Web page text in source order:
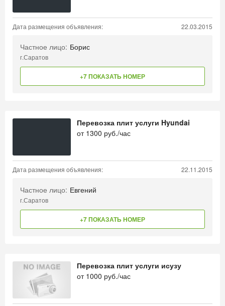
Дата размещения объявления: 22.03.2015
Частное лицо: Борис
г.Саратов
+7 ПОКАЗАТЬ НОМЕР
Перевозка плит услуги Hyundai
от 1300 руб./час
Дата размещения объявления: 22.11.2015
Частное лицо: Евгений
г.Саратов
+7 ПОКАЗАТЬ НОМЕР
Перевозка плит услуги исузу
от 1000 руб./час